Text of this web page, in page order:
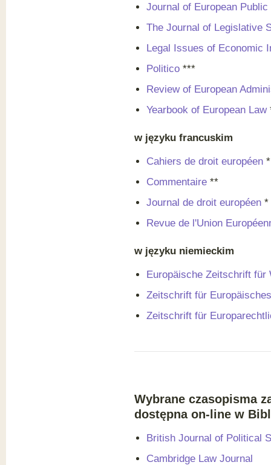
Journal of European
The Journal of Legislative
Legal Issues of Economic
Politico ***
Review of European
Yearbook of European Law
w języku francuskim
Cahiers de droit européen *
Commentaire **
Journal de droit européen *
Revue de l'Union
w języku niemieckim
Europäische Zeitschrift für
Zeitschrift für
Zeitschrift für
Wybrane czasopisma
dostępna on-line w
British Journal of Political
Cambridge Law Journal